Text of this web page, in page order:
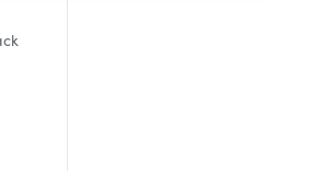
dig av.